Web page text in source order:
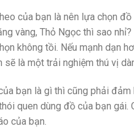
của bạn là nên lựa chọn
vàng, Thỏ Ngọc thì sao
không tồi. Nếu mạnh dạn
sẽ là một trải nghiệm thú vị
bạn là gì thì cũng phải
quen dùng đồ của bạn
của bạn.